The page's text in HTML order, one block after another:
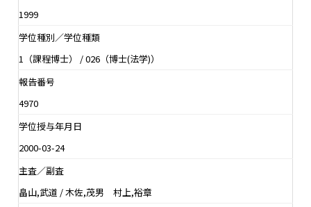
1999
学位種別／学位種類
1（課程博士） / 026（博士(法学)）
報告番号
4970
学位授与年月日
2000-03-24
主査／副査
畠山,武道 / 木佐,茂男 村上,裕章